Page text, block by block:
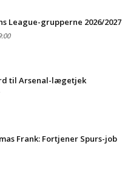
League-grupperne 2026/2027
til Arsenal-lægetjek
Frank: Fortjener Spurs-job